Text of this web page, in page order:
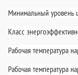
Минимальный уровень
Класс
Рабочая температура
Рабочая температура